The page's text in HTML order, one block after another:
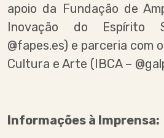
apoio da Fundação de
Inovação do Espírito
@fapes.es) e parceria com
Cultura e Arte (IBCA –
Informações à Imprensa: